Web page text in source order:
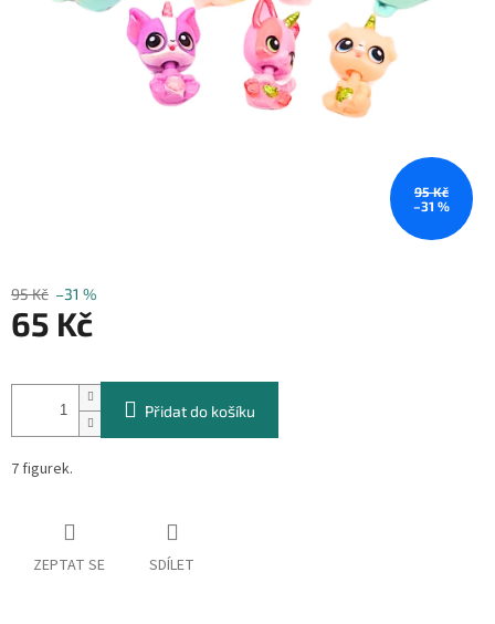
95 Kč
–31 %
95 Kč –31 %
65 Kč
cena:
Přidat do košíku
7 figurek.
ZEPTAT SE SDÍLET